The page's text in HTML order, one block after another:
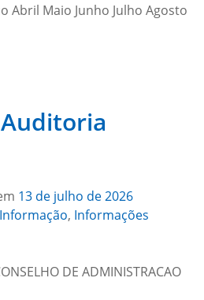
Abril Maio Junho Julho Agosto
13 de julho de 2026
, Informações
DE ADMINISTRACAO